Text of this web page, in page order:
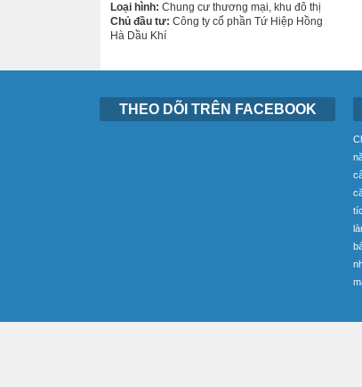
Loại hình: Chung cư thương mại, khu đô thị
Chủ đầu tư: Công ty cổ phần Tứ Hiệp Hồng
Hà Dầu Khí
THEO DÕI TRÊN FACEBOOK